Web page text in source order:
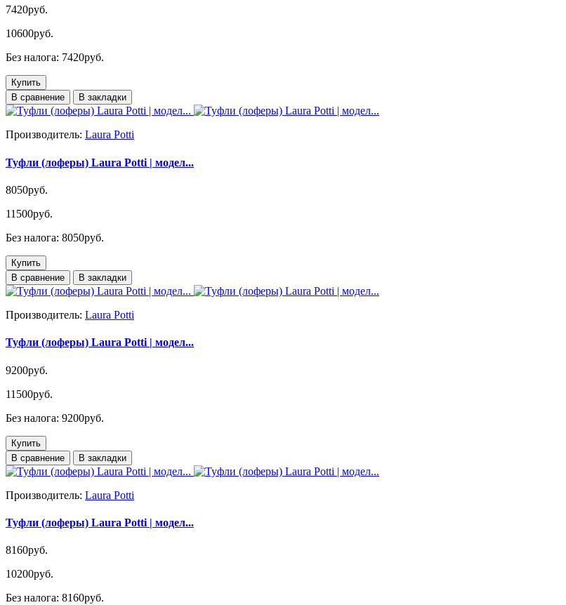
7420руб.
10600руб.
Без налога: 7420руб.
Купить
В сравнение
В закладки
Производитель: Laura Potti
Туфли (лоферы) Laura Potti | модел...
8050руб.
11500руб.
Без налога: 8050руб.
Купить
В сравнение
В закладки
Производитель: Laura Potti
Туфли (лоферы) Laura Potti | модел...
9200руб.
11500руб.
Без налога: 9200руб.
Купить
В сравнение
В закладки
Производитель: Laura Potti
Туфли (лоферы) Laura Potti | модел...
8160руб.
10200руб.
Без налога: 8160руб.